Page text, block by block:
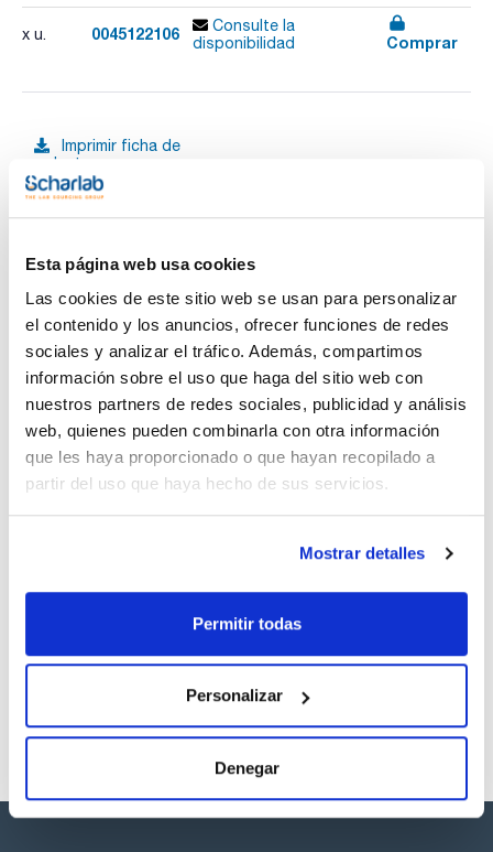
Esta página web usa cookies
Las cookies de este sitio web se usan para personalizar
el contenido y los anuncios, ofrecer funciones de redes
sociales y analizar el tráfico. Además, compartimos
información sobre el uso que haga del sitio web con
nuestros partners de redes sociales, publicidad y análisis
web, quienes pueden combinarla con otra información
que les haya proporcionado o que hayan recopilado a
partir del uso que haya hecho de sus servicios.
Mostrar detalles
Permitir todas
Personalizar
Denegar
x u. 0045122106
Consulte la
disponibilidad
Comprar
Imprimir ficha de
producto
Características
Capacidad (ml) : 300
Diámetro (mm) : 95
Ver más
Documentación técnica
TDS / Ficha técnica
Regístrate para
descargas
COA
Regístrate para
descargas
SDS/ Hoja de seguridad
Regístrate para
productos marca Scharlau habitualmente en stock,